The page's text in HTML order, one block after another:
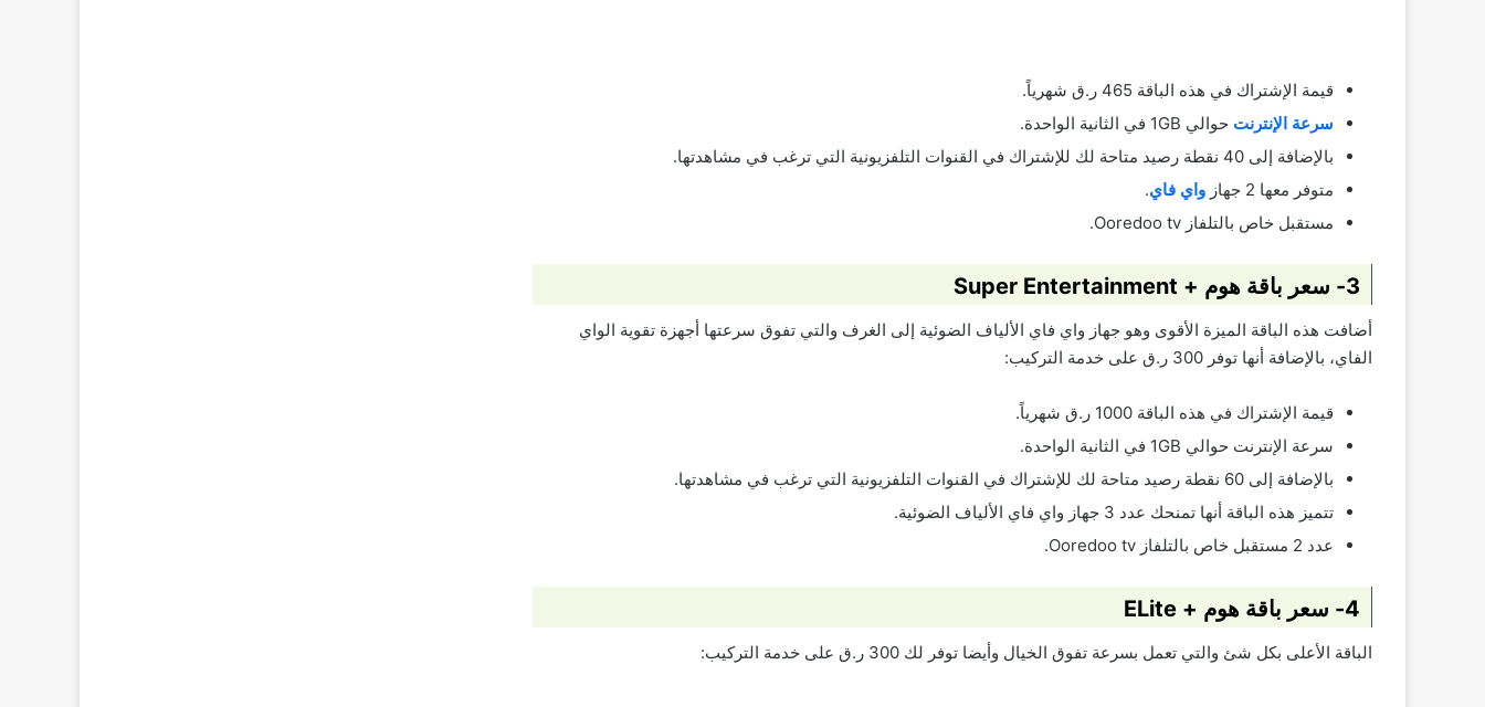
قيمة الإشتراك في هذه الباقة 465 ر.ق شهرياً.
سرعة الإنترنت حوالي 1GB في الثانية الواحدة.
بالإضافة إلى 40 نقطة رصيد متاحة لك للإشتراك في القنوات التلفزيونية التي ترغب في مشاهدتها.
متوفر معها 2 جهاز
واي فاي.
مستقبل خاص بالتلفاز Ooredoo tv.
3- سعر باقة هوم + Super Entertainment
أضافت هذه الباقة الميزة الأقوى وهو جهاز واي فاي الألياف الضوئية إلى الغرف والتي تفوق سرعتها أجهزة تقوية الواي
الفاي، بالإضافة أنها توفر 300 ر.ق على خدمة التركيب:
قيمة الإشتراك في هذه الباقة 1000 ر.ق شهرياً.
سرعة الإنترنت حوالي 1GB في الثانية الواحدة.
بالإضافة إلى 60 نقطة رصيد متاحة لك للإشتراك في القنوات التلفزيونية التي ترغب في مشاهدتها.
تتميز هذه الباقة أنها تمنحك عدد 3 جهاز واي فاي الألياف الضوئية.
عدد 2 مستقبل خاص بالتلفاز Ooredoo tv.
4- سعر باقة هوم + ELite
الباقة الأعلى بكل شئ والتي تعمل بسرعة تفوق الخيال وأيضا توفر لك 300 ر.ق على خدمة التركيب: